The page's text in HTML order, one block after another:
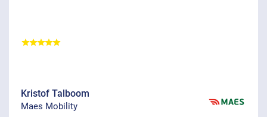
Kristof Talboom
Maes Mobility